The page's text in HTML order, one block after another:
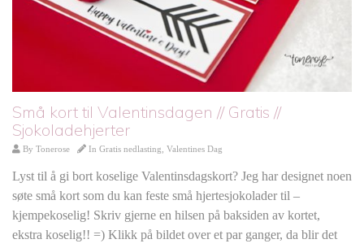
Små kort til Valentinsdagen // Gratis //
Sjokoladehjerter
By Tonerose In Gratis nedlasting, Valentines Dag
Lyst til å gi bort koselige Valentinsdagskort? Jeg har designet noen
søte små kort som du kan feste små hjertesjokolader til –
kjempekoselig! Skriv gjerne en hilsen på baksiden av kortet,
ekstra koselig!! =) Klikk på bildet over et par ganger, da blir det